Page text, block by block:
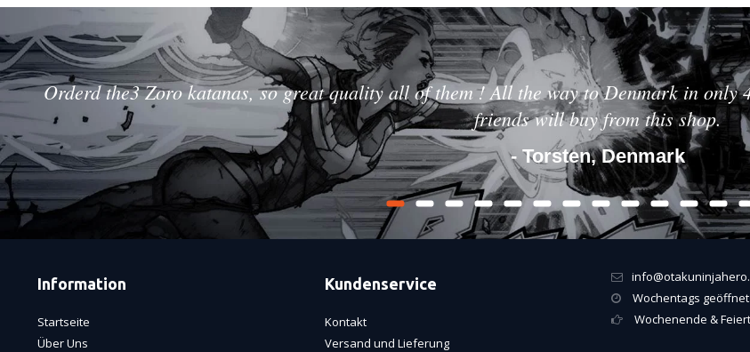
Orderd the3 Zoro katanas, so great quality all of them ! All the way to Denmark in
friends will buy from this shop.
- Torsten, Denmark
Information
Startseite
Über Uns
Kundenservice
Kontakt
Versand und Lieferung
Wochentags geöffnet
Wochenende &